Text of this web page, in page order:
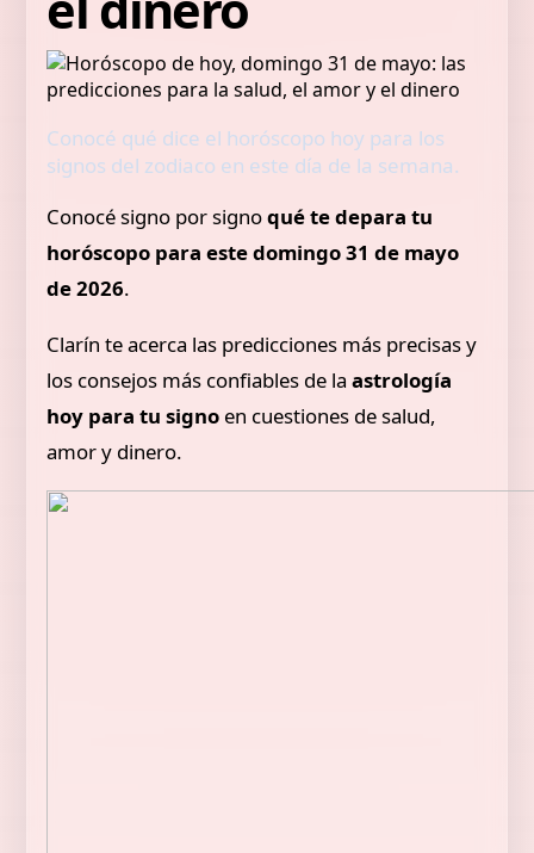
Conocé qué dice el horóscopo hoy para los
signos del zodiaco en este día de la semana.
Conocé signo por signoqué te depara tu
horóscopo para este domingo 31 de mayo
de 2026.
Clarín te acerca las predicciones más precisas y
los consejos más confiables de laastrología
hoy para tu signo en cuestiones de salud,
amor y dinero.